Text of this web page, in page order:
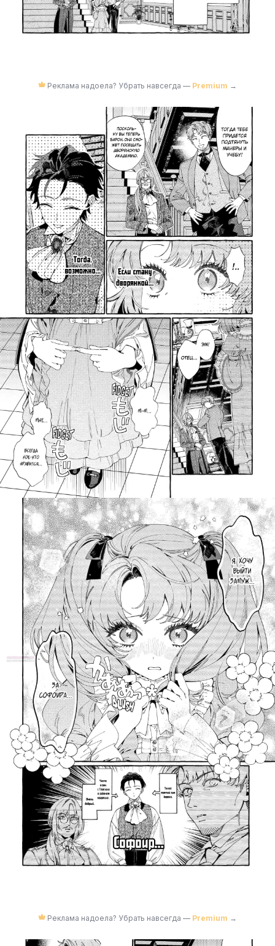
Реклама надоела? Убрать навсегда — Premium →
Реклама надоела? Убрать навсегда — Premium →